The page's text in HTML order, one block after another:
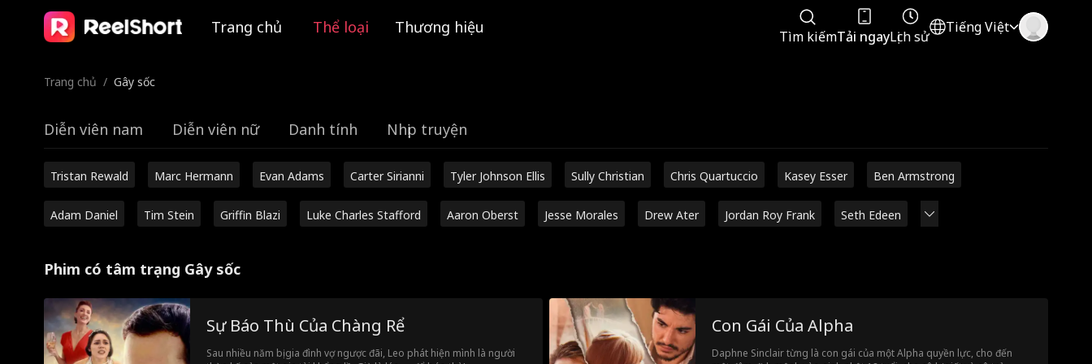
Trang chủ Thể loại Thương hiệu Tìm kiếmTải ngayLịch sử
Tiếng Việt
Trang chủ / Gây sốc
Diễn viên nam Diễn viên nữ Danh tính Nhịp truyện
Tristan Rewald Marc Hermann Evan Adams Carter Sirianni Tyler Johnson Ellis Sully Christian Chris Quartuccio Kasey Esser Ben Armstrong
Adam Daniel Tim Stein Griffin Blazi Luke Charles Stafford Aaron Oberst Jesse Morales Drew Ater Jordan Roy Frank Seth Edeen
Phim có tâm trạng Gây sốc
Sự Báo Thù Của Chàng Rể
Sau nhiều năm bị gia đình vợ ngược đãi, Leo phát hiện mình là người
Con Gái Của Alpha
Daphne Sinclair từng là con gái của một Alpha quyền lực, cho đến